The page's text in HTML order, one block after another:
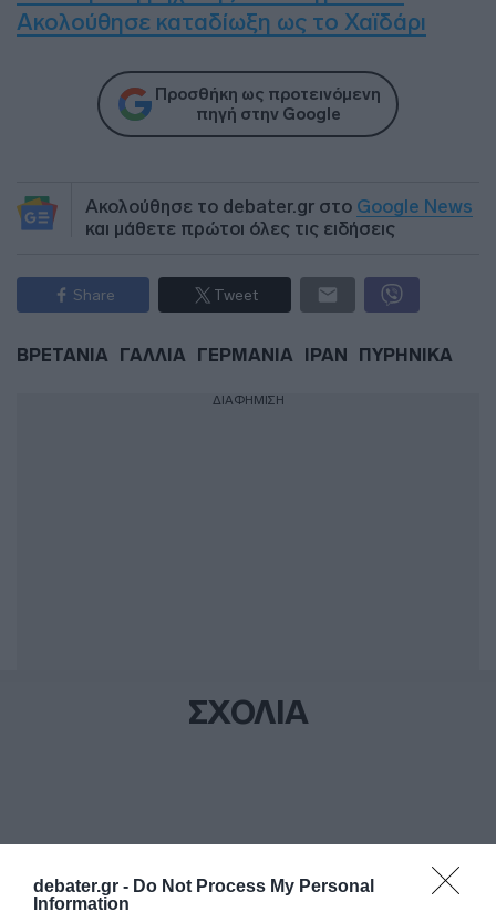
debater.gr - Do Not Process My Personal
Information
Ακολούθησε καταδίωξη ως το Χαϊδάρι
Προσθήκη ως προτεινόμενη
πηγή στην Google
Ακολούθησε το debater.gr στο Google News
και μάθετε πρώτοι όλες τις ειδήσεις
Share Tweet
ΒΡΕΤΑΝΙΑ ΓΑΛΛΙΑ ΓΕΡΜΑΝΙΑ ΙΡΑΝ ΠΥΡΗΝΙΚΑ
ΔΙΑΦΗΜΙΣΗ
ΣΧΟΛΙΑ